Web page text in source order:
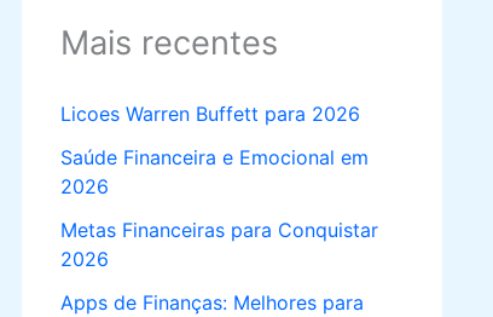
Mais recentes
Licoes Warren Buffett para 2026
Saúde Financeira e Emocional em
2026
Metas Financeiras para Conquistar
2026
Apps de Finanças: Melhores para